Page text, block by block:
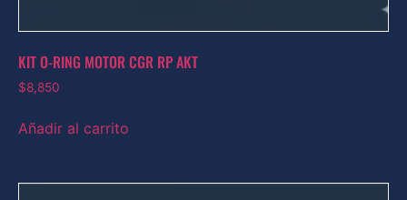
KIT O-RING MOTOR CGR RP AKT
$8,850
Añadir al carrito